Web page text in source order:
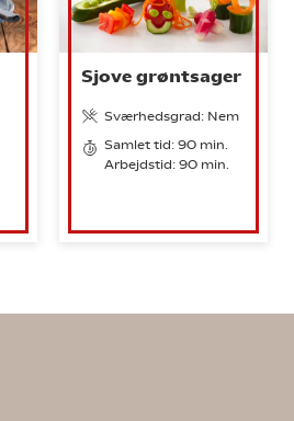
Sjove grøntsager
Sværhedsgrad: Nem
Samlet tid: 90 min.
Arbejdstid: 90 min.